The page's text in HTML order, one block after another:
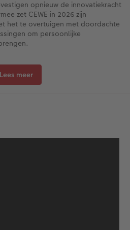
opnieuw de innovatiekracht
zet CEWE in 2026 zijn
het te overtuigen met doordachte
om persoonlijke
Lees meer